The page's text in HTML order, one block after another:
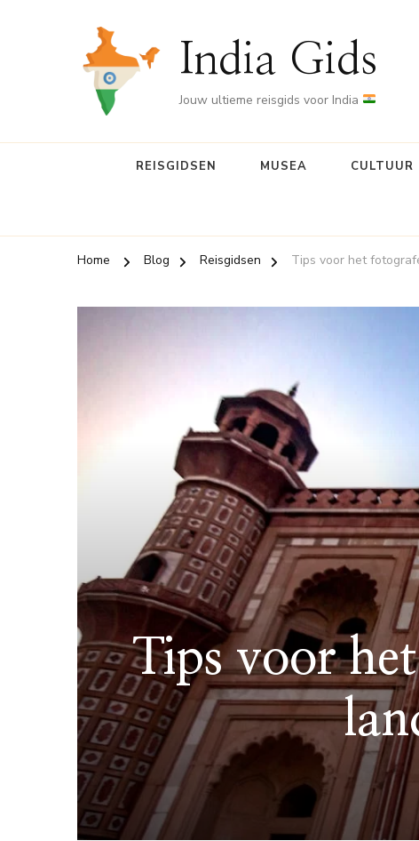
India Gids
Jouw ultieme reisgids voor India
REISGIDSEN MUSEA CULTUUR
Home Blog Reisgidsen Tips voor het
Tips voor